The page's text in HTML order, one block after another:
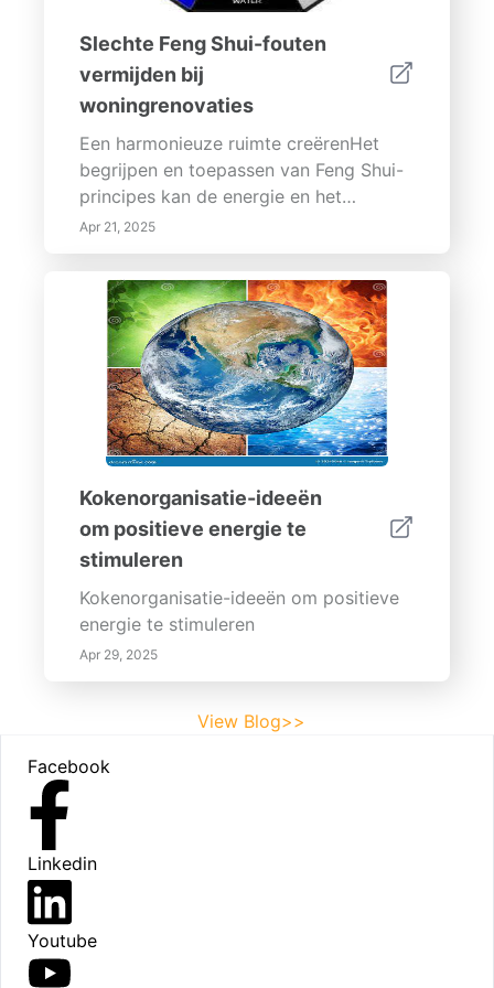
Slechte Feng Shui-fouten
vermijden bij
woningrenovaties
Een harmonieuze ruimte creërenHet
begrijpen en toepassen van Feng Shui-
principes kan de energie en het
algehele welzijn van uw huis aanzienlijk
verbeteren. Door veelvoorkomende
fouten te vermijden, natuurlijke
elementen te omarmen en deskundig
advies in te winnen, kunt u een serene
en positieve omgeving creëren die uw
levensstijl ondersteunt. Begin uw
renovatie avontuur met vertrouwen,
wetende dat u een ruimte creëert die
harmonie en goede energie uitstraalt!
Apr 21, 2025
Kokenorganisatie-ideeën
om positieve energie te
stimuleren
Kokenorganisatie-ideeën om positieve
energie te stimuleren
Apr 29, 2025
View Blog>>
Facebook
Linkedin
Youtube